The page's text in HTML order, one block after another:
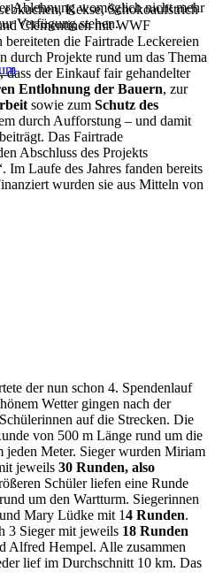
Kekse, Schokoaufstrich
Clementinen mit WWF
die Fairtrade Leckereien
durch Projekte rund um das Thema
dass der Einkauf fair gehandelter
Entlohnung der Bauern, zur
sowie zum Schutz des
durch Aufforstung – und damit
Das Fairtrade
Abschluss des Projekts
Im Laufe des Jahres fanden bereits
wurden sie aus Mitteln von
der nun schon 4. Spendenlauf
Wetter gingen nach der
auf die Strecken. Die
von 500 m Länge rund um die
jeden Meter. Sieger wurden Miriam
jeweils 30 Runden, also
Schüler liefen eine Runde
um den Wartturm. Siegerinnen
Mary Lüdke mit 14 Runden.
3 Sieger mit jeweils 18 Runden
Hempel. Alle zusammen
lief im Durchschnitt 10 km. Das
Ablehnung womöglich nicht mehr
Verfügung stehen.